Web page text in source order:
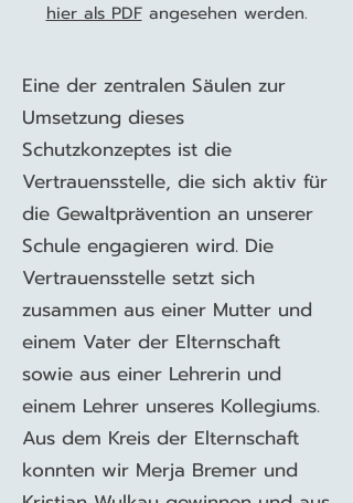
hier als PDFangesehen werden.
Eine der zentralen Säulen zur
Umsetzung dieses
Schutzkonzeptes ist die
Vertrauensstelle, die sich aktiv für
die Gewaltprävention an unserer
Schule engagieren wird. Die
Vertrauensstelle setzt sich
zusammen aus einer Mutter und
einem Vater der Elternschaft
sowie aus einer Lehrerin und
einem Lehrer unseres Kollegiums.
Aus dem Kreis der Elternschaft
konnten wir Merja Bremer und